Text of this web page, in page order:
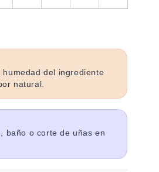
del ingrediente
natural.
baño o corte de uñas en